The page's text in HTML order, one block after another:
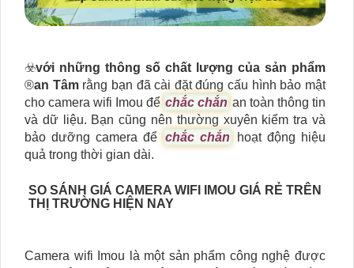
☣️với những thông số chất lượng của sản phẩm
®️an Tâm rằng bạn đã cài đặt đúng cấu hình bảo mật
cho camera wifi Imou để chắc chắn an toàn thông tin
và dữ liệu. Bạn cũng nên thường xuyên kiểm tra và
bảo dưỡng camera để chắc chắn
hoạt động hiệu
quả trong thời gian dài.
SO SÁNH GIÁ CAMERA WIFI IMOU GIÁ RẺ TRÊN
THỊ TRƯỜNG HIỆN NAY
Camera wifi Imou là một sản phẩm công nghệ được